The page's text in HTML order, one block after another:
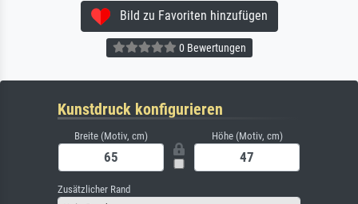
Bild zu Favoriten hinzufügen
0 Bewertungen
Kunstdruck konfigurieren
Breite (Motiv, cm) Höhe (Motiv, cm)
Zusätzlicher Rand